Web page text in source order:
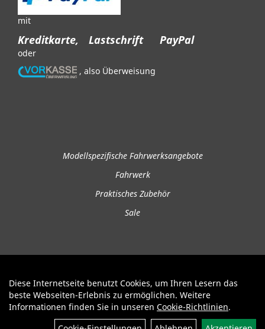
mit
Kreditkarte, Lastschrift PayPal
oder
, also Überweisung
Modellspezifische Fahrwerksangebote
Fahrwerk
Praktisches Zubehör
Sale
Diese Internetseite benutzt Cookies, um Ihren Lesern das
beste Webseiten-Erlebnis zu ermöglichen. Weitere
Informationen finden Sie in unseren Cookie-Richtlinien.
Auftrag widerrufen